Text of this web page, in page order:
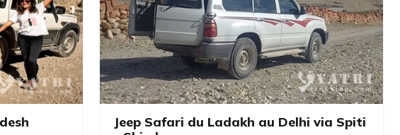
Jeep Safari du Ladakh au Delhi via Spiti